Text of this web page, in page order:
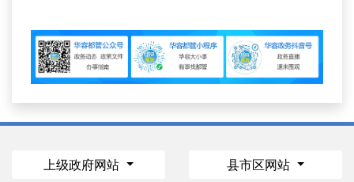
上级政府网站 县市区网站